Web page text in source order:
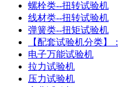
螺栓类--扭转试验机
线材类--扭转试验机
弹簧类--扭矩试验机
【配套试验机分类】：
电子万能试验机
拉力试验机
压力试验机